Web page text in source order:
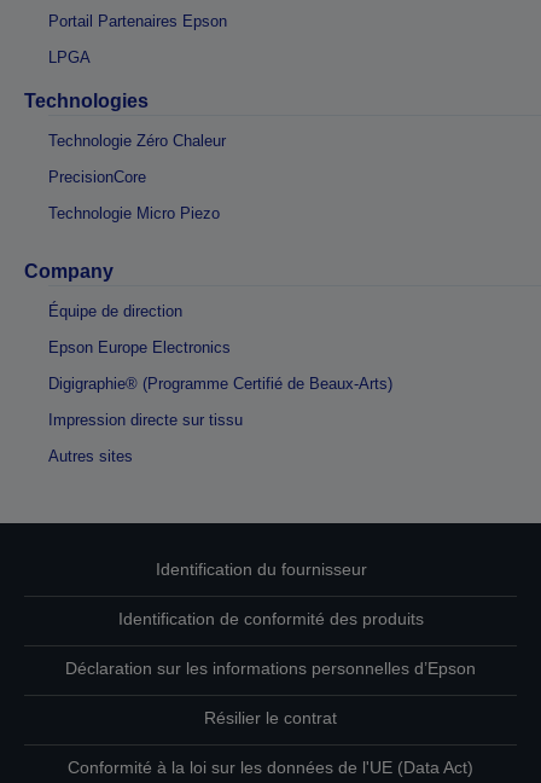
Portail Partenaires Epson
LPGA
Technologies
Technologie Zéro Chaleur
PrecisionCore
Technologie Micro Piezo
Company
Équipe de direction
Epson Europe Electronics
Digigraphie® (Programme Certifié de Beaux-Arts)
Impression directe sur tissu
Autres sites
Identification du fournisseur
Identification de conformité des produits
Déclaration sur les informations personnelles d’Epson
Résilier le contrat
Conformité à la loi sur les données de l'UE (Data Act)